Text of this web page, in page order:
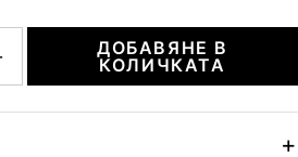
ДОБАВЯНЕ В
КОЛИЧКАТА